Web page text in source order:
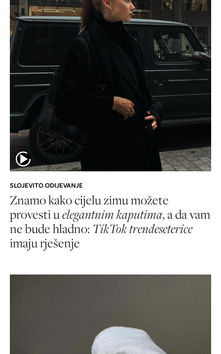
SLOJEVITO ODIJEVANJE
Znamo kako cijelu zimu možete
provesti uelegantnim kaputima, a da vam
ne bude hladno: TikTok trendeseterice
imaju rješenje